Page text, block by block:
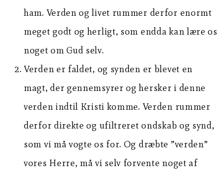
ham. Verden og livet rummer derfor enormt
meget godt og herligt, som endda kan lære os
noget om Gud selv.
Verden er faldet, og synden er blevet en
magt, der gennemsyrer og hersker i denne
verden indtil Kristi komme. Verden rummer
derfor direkte og ufiltreret ondskab og synd,
som vi må vogte os for. Og dræbte ”verden”
vores Herre, må vi selv forvente noget af